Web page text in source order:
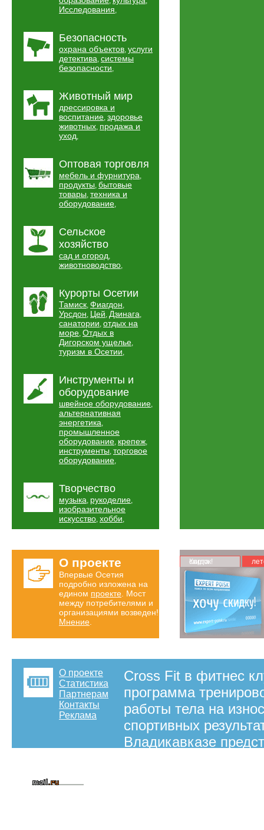
Исследования,
Безопасность
охрана объектов, услуги
детектива, системы
безопасности,
Животный мир
дрессировка и
воспитание, здоровье
животных, продажа и
уход,
Оптовая торговля
мебель и фурнитура,
продукты, бытовые
товары, техника и
оборудование,
Сельское
хозяйство
сад и огород,
животноводство,
Курорты Осетии
Тамиск, Фиагдон,
Урсдон, Цей, Дзинага,
санатории, отдых на
море, Отдых в
Дигорском ущелье,
туризм в Осетии,
Инструменты и
оборудование
швейное оборудование,
альтернативная
энергетика,
промышленное
оборудование, крепеж,
инструменты, торговое
оборудование,
Творчество
музыка, рукоделие,
изобразительное
искусство, хобби,
О проекте
Впервые Осетия
подробно изложена на
едином проекте . Мост
между потребителями и
организациями возведен!
Мнение
Карта скидок!
О проекте
Статистика
Партнерам
Контакты
Реклама
Cross Fit в фитнес
программа
работы тела на
спортивных
Владикавказе